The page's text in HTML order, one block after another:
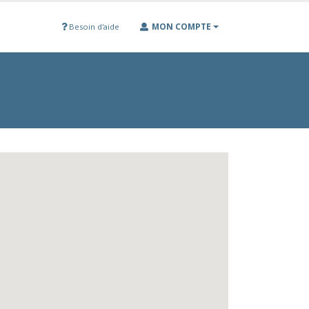
Besoin d'aide MON COMPTE